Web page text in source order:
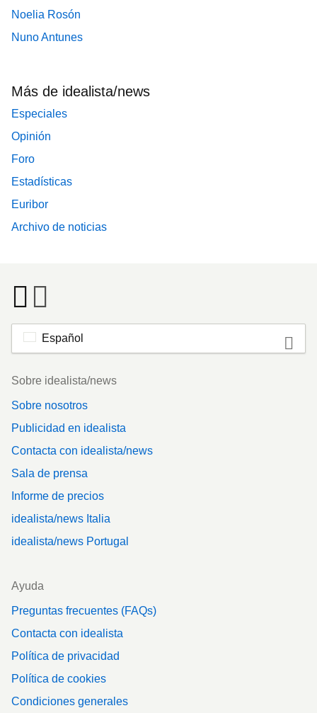
Noelia Rosón
Nuno Antunes
Más de idealista/news
Especiales
Opinión
Foro
Estadísticas
Euribor
Archivo de noticias
Español
Footer
Sobre idealista/news
Sobre nosotros
Publicidad en idealista
Contacta con idealista/news
Sala de prensa
Informe de precios
idealista/news Italia
idealista/news Portugal
Ayuda
Preguntas frecuentes (FAQs)
Contacta con idealista
Política de privacidad
Política de cookies
Condiciones generales